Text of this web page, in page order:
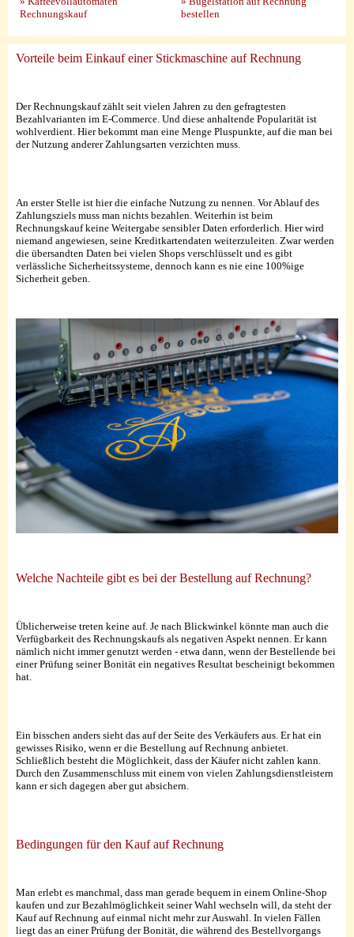
Rechnungskauf
bestellen
Vorteile beim Einkauf einer Stickmaschine auf Rechnung
Der Rechnungskauf zählt seit vielen Jahren zu den gefragtesten
Bezahlvarianten im E-Commerce. Und diese anhaltende Popularität ist
wohlverdient. Hier bekommt man eine Menge Pluspunkte, auf die man bei
der Nutzung anderer Zahlungsarten verzichten muss.
An erster Stelle ist hier die einfache Nutzung zu nennen. Vor Ablauf des
Zahlungsziels muss man nichts bezahlen. Weiterhin ist beim
Rechnungskauf keine Weitergabe sensibler Daten erforderlich. Hier wird
niemand angewiesen, seine Kreditkartendaten weiterzuleiten. Zwar werden
die übersandten Daten bei vielen Shops verschlüsselt und es gibt
verlässliche Sicherheitssysteme, dennoch kann es nie eine 100%ige
Sicherheit geben.
Welche Nachteile gibt es bei der Bestellung auf Rechnung?
Üblicherweise treten keine auf. Je nach Blickwinkel könnte man auch die
Verfügbarkeit des Rechnungskaufs als negativen Aspekt nennen. Er kann
nämlich nicht immer genutzt werden - etwa dann, wenn der Bestellende bei
einer Prüfung seiner Bonität ein negatives Resultat bescheinigt bekommen
hat.
Ein bisschen anders sieht das auf der Seite des Verkäufers aus. Er hat ein
gewisses Risiko, wenn er die Bestellung auf Rechnung anbietet.
Schließlich besteht die Möglichkeit, dass der Käufer nicht zahlen kann.
Durch den Zusammenschluss mit einem von vielen Zahlungsdienstleistern
kann er sich dagegen aber gut absichern.
Bedingungen für den Kauf auf Rechnung
Man erlebt es manchmal, dass man gerade bequem in einem Online-Shop
kaufen und zur Bezahlmöglichkeit seiner Wahl wechseln will, da steht der
Kauf auf Rechnung auf einmal nicht mehr zur Auswahl. In vielen Fällen
liegt das an einer Prüfung der Bonität, die während des Bestellvorgangs